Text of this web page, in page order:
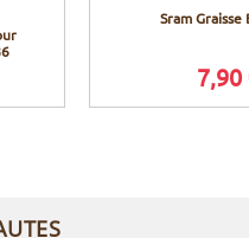
Sram
7,90